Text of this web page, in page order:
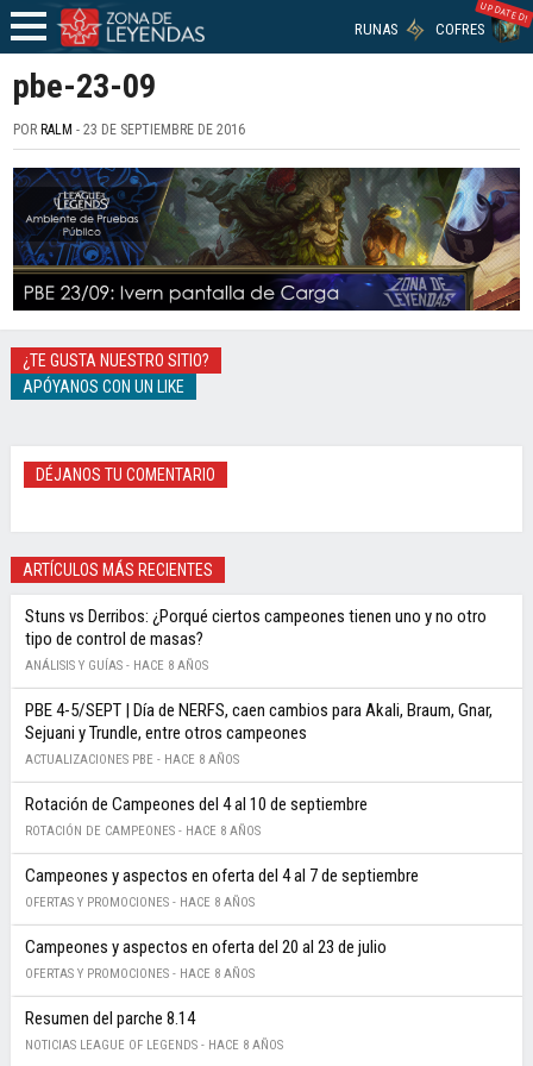
RUNAS COFRES
UPDATED!
pbe-23-09
POR RALM - 23 DE SEPTIEMBRE DE 2016
¿TE GUSTA NUESTRO SITIO?
APÓYANOS CON UN LIKE
DÉJANOS TU COMENTARIO
ARTÍCULOS MÁS RECIENTES
Stuns vs Derribos: ¿Porqué ciertos campeones tienen uno y no otro
tipo de control de masas?
ANÁLISIS Y GUÍAS - HACE 8 AÑOS
PBE 4-5/SEPT | Día de NERFS, caen cambios para Akali, Braum, Gnar,
Sejuani y Trundle, entre otros campeones
ACTUALIZACIONES PBE - HACE 8 AÑOS
Rotación de Campeones del 4 al 10 de septiembre
ROTACIÓN DE CAMPEONES - HACE 8 AÑOS
Campeones y aspectos en oferta del 4 al 7 de septiembre
OFERTAS Y PROMOCIONES - HACE 8 AÑOS
Campeones y aspectos en oferta del 20 al 23 de julio
OFERTAS Y PROMOCIONES - HACE 8 AÑOS
Resumen del parche 8.14
NOTICIAS LEAGUE OF LEGENDS - HACE 8 AÑOS